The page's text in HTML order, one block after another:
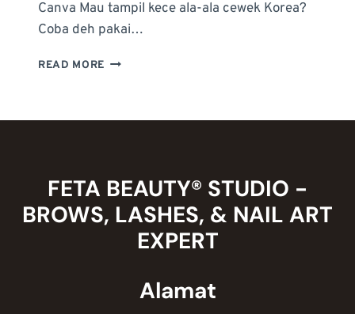
Canva Mau tampil kece ala-ala cewek Korea?
Coba deh pakai…
READ MORE TAMPIL
TIPS
MEMILIH
WARNA,
TEKNIK
FETA BEAUTY® STUDIO -
BROWS, LASHES, & NAIL ART
EXPERT
Alamat